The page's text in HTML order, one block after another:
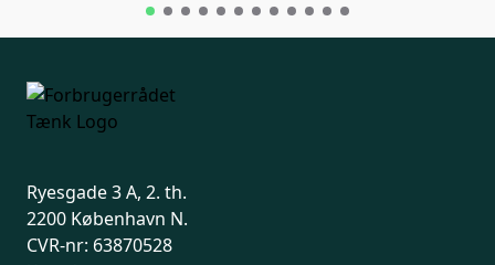
Ryesgade 3 A, 2. th.
2200 København N.
CVR-nr: 63870528